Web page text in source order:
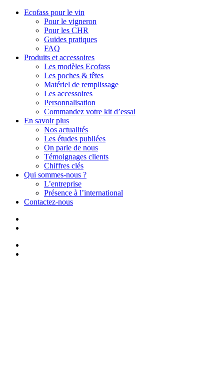
Ecofass pour le vin
Pour le vigneron
Pour les CHR
Guides pratiques
FAQ
Produits et accessoires
Les modèles Ecofass
Les poches & têtes
Matériel de remplissage
Les accessoires
Personnalisation
Commandez votre kit d’essai
En savoir plus
Nos actualités
Les études publiées
On parle de nous
Témoignages clients
Chiffres clés
Qui sommes-nous ?
L’entreprise
Présence à l’international
Contactez-nous